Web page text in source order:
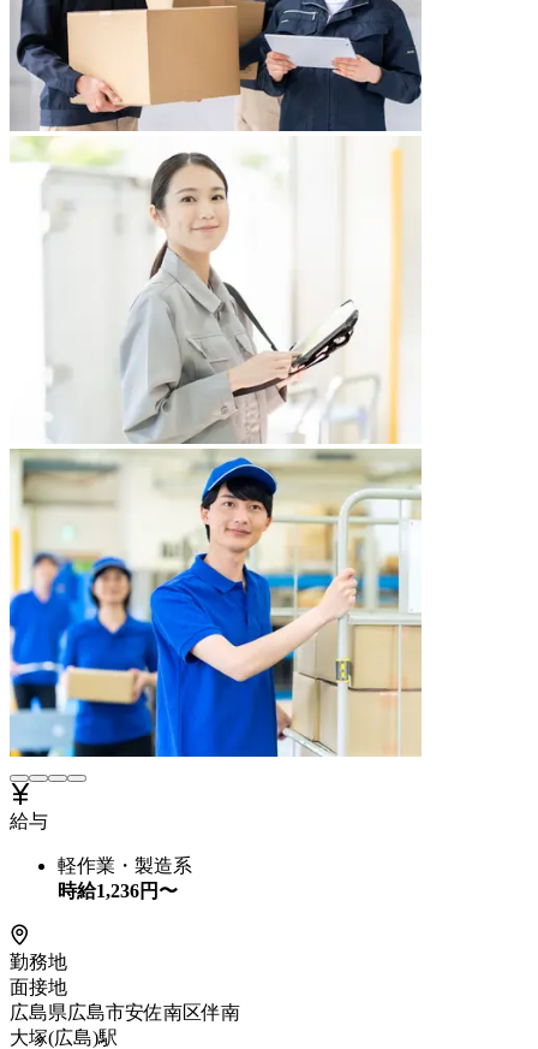
給与
軽作業・製造系
時給1,236円〜
勤務地
面接地
広島県広島市安佐南区伴南
大塚(広島)駅